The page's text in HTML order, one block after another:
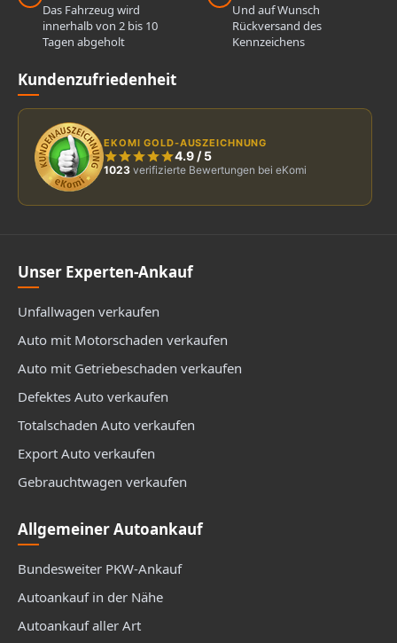
Das Fahrzeug wird
innerhalb von 2 bis 10
Tagen abgeholt
Und auf Wunsch
Rückversand des
Kennzeichens
Kundenzufriedenheit
EKOMI GOLD-AUSZEICHNUNG
4.9 /5
1023 verifizierte Bewertungen bei eKomi
Unser Experten-Ankauf
Unfallwagen verkaufen
Auto mit Motorschaden verkaufen
Auto mit Getriebeschaden verkaufen
Defektes Auto verkaufen
Totalschaden Auto verkaufen
Export Auto verkaufen
Gebrauchtwagen verkaufen
Allgemeiner Autoankauf
Bundesweiter PKW-Ankauf
Autoankauf in der Nähe
Autoankauf aller Art